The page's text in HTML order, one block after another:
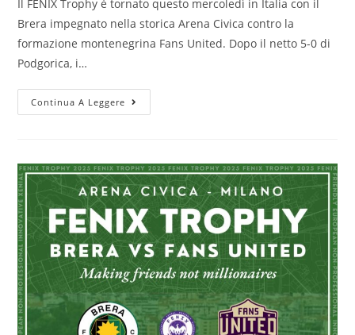
Il FENIX Trophy è tornato questo mercoledì in Italia con il
Brera impegnato nella storica Arena Civica contro la
formazione montenegrina Fans United. Dopo il netto 5-0 di
Podgorica, i…
Continua A Leggere